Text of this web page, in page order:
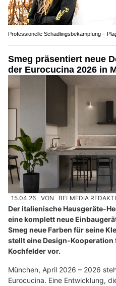
Professionelle Schädlingsbekämpfung –
Smeg präsentiert neue
der Eurocucina 2026 in
15.04.26 VON BELMEDIA
Der italienische Hausgeräte-
eine komplett neue
Smeg neue Farben für seine
stellt eine Design-Kooperation
Kochfelder vor.
München, April 2026 – 2026
Eurocucina. Eine Entwicklung,